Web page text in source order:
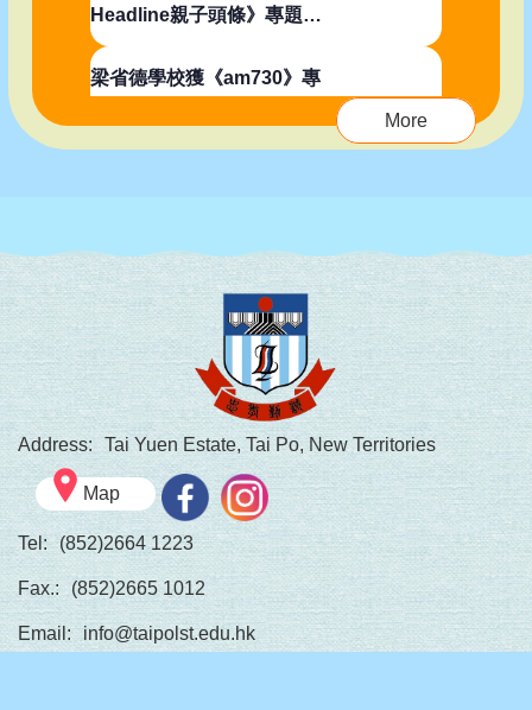
More
Headline親子頭條》專題報
道！
梁省德學校獲《am730》專
Address: Tai Yuen Estate, Tai Po, New Territories
Map
Tel: (852)2664 1223
Fax.: (852)2665 1012
Email: info@taipolst.edu.hk